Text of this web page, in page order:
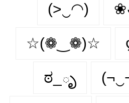
(>‿◠)
☆(❁‿❁)☆
ಠ_ృ